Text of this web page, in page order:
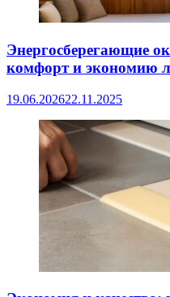
Энергосберегающие
комфорт и экономию
19.06.202622.11.2025